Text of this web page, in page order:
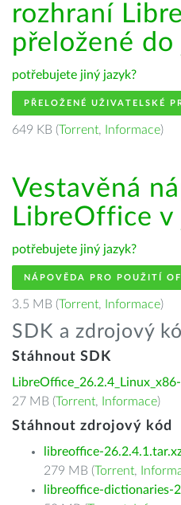
rozhraní
přeložené do
potřebujete jiný jazyk?
PŘELOŽENÉ UŽIVATELSKÉ
649 KB (Torrent, Informace)
Vestavěná
LibreOffice v
potřebujete jiný jazyk?
NÁPOVĚDA PRO POUŽITÍ
3.5 MB (Torrent, Informace)
SDK a zdrojový
Stáhnout SDK
27 MB (Torrent, Informace)
Stáhnout zdrojový kód
libreoffice-
279 MB (Torrent,
libreoffice-dictionaries-